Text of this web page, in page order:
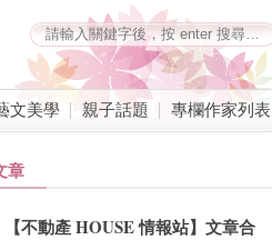
文美學 親子話題 專欄作家列表
章
【不動產 HOUSE 情報站】文章合